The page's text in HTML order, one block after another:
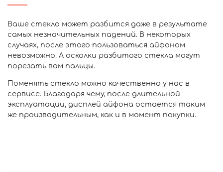
Ваше стекло может разбится даже в результате
самых незначительных падений. В некоторых
случаях, после этого пользоваться айфоном
невозможно. А осколки разбитого стекла могут
порезать вам пальцы.
Поменять стекло можно качественно у нас в
сервисе. Благодаря чему, после длительной
эксплуатации, дисплей айфона остается таким
же производительным, как и в момент покупки.